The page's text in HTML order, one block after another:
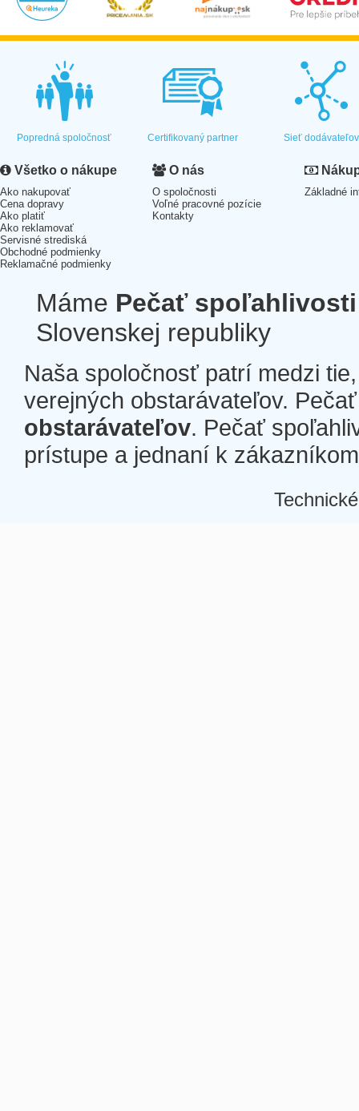
Popredná spoločnosť Certifikovaný partner Sieť dodávateľov
Všetko o nákupe
Ako nakupovať
Cena dopravy
Ako platiť
Ako reklamovať
Servisné strediská
Obchodné podmienky
Reklamačné podmienky
O nás
O spoločnosti
Voľné pracovné pozície
Kontakty
Základné
Máme Pečať spoľahlivosti
Slovenskej republiky
Naša spoločnosť patrí medzi
verejných obstarávateľov.
obstarávateľov. Pečať
prístupe a jednaní k